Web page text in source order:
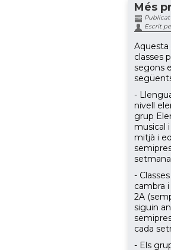
Més
Publicat
Escrit
Aquesta
classes
segons
-
nivell
grup
musical
mitjà i
-
cambra
2A
siguin
cada
- Els